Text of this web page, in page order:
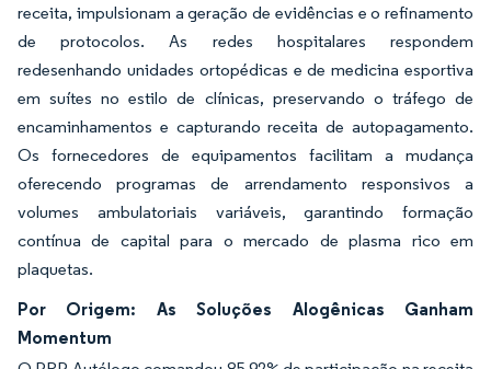
receita, impulsionam a geração de evidências e o refinamento
de protocolos. As redes hospitalares respondem
redesenhando unidades ortopédicas e de medicina esportiva
em suítes no estilo de clínicas, preservando o tráfego de
encaminhamentos e capturando receita de autopagamento.
Os fornecedores de equipamentos facilitam a mudança
oferecendo programas de arrendamento responsivos a
volumes ambulatoriais variáveis, garantindo formação
contínua de capital para o mercado de plasma rico em
plaquetas.
Por Origem: As Soluções Alogênicas Ganham
Momentum